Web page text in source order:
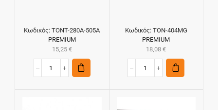
Κωδικός:TONT-280A-505A
PREMIUM
15,25 €
Κωδικός: TON-404MG
PREMIUM
18,08€